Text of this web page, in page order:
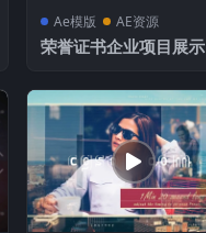
Ae模版 AE资源
荣誉证书企业项目展示